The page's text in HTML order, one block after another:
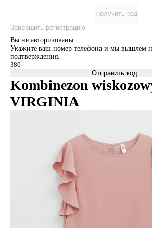
Получить код
Завершить регистрацию
Вы не авторизованы
Укажите ваш номер телефона и мы вышлем
подтверждения.
Отправить код
Kombinezon
VIRGINIA